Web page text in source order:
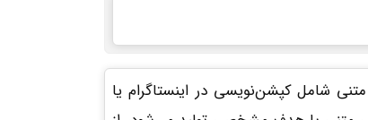
شامل کپشن‌نویسی در اینستاگرام یا